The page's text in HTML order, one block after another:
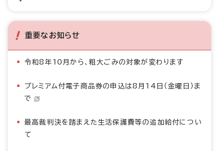
重要なお知らせ
令和8年10月から、粗大ごみの対象が変わります
プレミアム付電子商品券の申込は8月14日（金曜日）ま
で
最高裁判決を踏まえた生活保護費等の追加給付につい
て